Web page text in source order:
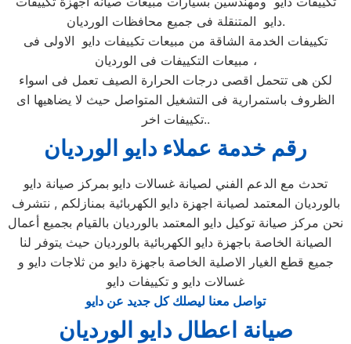
دايو المتنقلة فى جميع محافظات الورديان.
تكييفات الخدمة الشاقة من مبيعات تكييفات دايو الاولى فى
مبيعات التكييفات فى الورديان ،
لكن هى تتحمل اقصى درجات الحرارة الصيف تعمل فى اسواء
الظروف باستمرارية فى التشغيل المتواصل حيث لا يضاهيها اى
تكييفات اخر..
رقم خدمة عملاء دايو الورديان
تحدث مع الدعم الفني لصيانة غسالات دايو بمركز صيانة دايو
بالورديان المعتمد لصيانة اجهزة دايو الكهربائية بمنازلكم , نتشرف
نحن مركز صيانة توكيل دايو المعتمد بالورديان بالقيام بجميع أعمال
الصيانة الخاصة باجهزة دايو الكهربائية بالورديان حيث يتوفر لنا
جميع قطع الغيار الاصلية الخاصة باجهزة دايو من ثلاجات دايو و
غسالات دايو و تكييفات دايو
تواصل معنا ليصلك كل جديد عن دايو
صيانة اعطال دايو الورديان